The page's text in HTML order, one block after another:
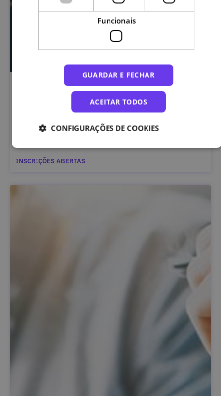
Segurança da Informação Classificada – Curso
INSCRIÇÕES ABERTAS
Funcionais
GUARDAR E FECHAR
ACEITAR TODOS
CONFIGURAÇÕES DE COOKIES